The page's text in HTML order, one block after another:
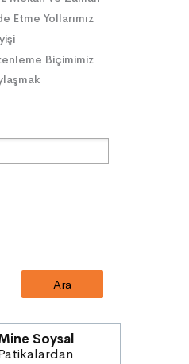
Etme Yollarımız
Biçimimiz
Soysal